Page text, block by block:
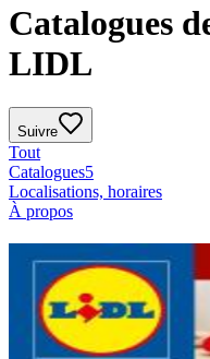
Catalogues
LIDL
Suivre
Tout
Catalogues5
Localisations, horaires
À propos